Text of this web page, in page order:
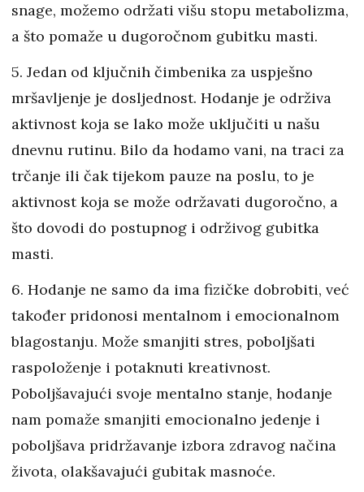
snage, možemo održati višu stopu metabolizma,
a što pomaže u dugoročnom gubitku masti.
5. Jedan od ključnih čimbenika za uspješno
mršavljenje je dosljednost. Hodanje je održiva
aktivnost koja se lako može uključiti u našu
dnevnu rutinu. Bilo da hodamo vani, na traci za
trčanje ili čak tijekom pauze na poslu, to je
aktivnost koja se može održavati dugoročno, a
što dovodi do postupnog i održivog gubitka
masti.
6. Hodanje ne samo da ima fizičke dobrobiti, već
također pridonosi mentalnom i emocionalnom
blagostanju. Može smanjiti stres, poboljšati
raspoloženje i potaknuti kreativnost.
Poboljšavajući svoje mentalno stanje, hodanje
nam pomaže smanjiti emocionalno jedenje i
poboljšava pridržavanje izbora zdravog načina
života, olakšavajući gubitak masnoće.